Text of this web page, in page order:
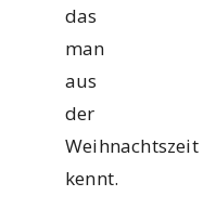
das
man
aus
der
Weihnachtszeit
kennt.